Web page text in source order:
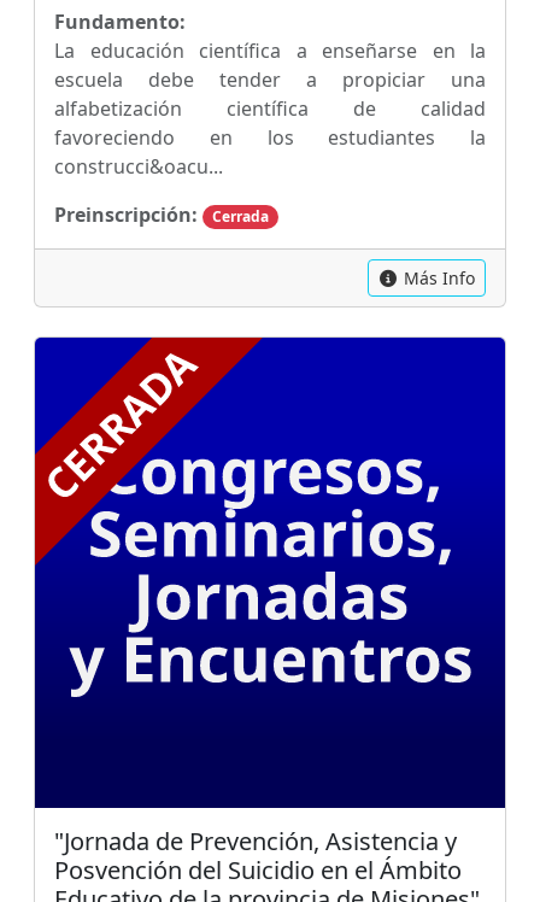
Fundamento:
La educación científica a enseñarse en la
escuela debe tender a propiciar una
alfabetización científica de calidad
favoreciendo en los estudiantes la
construcci&oacu...
Preinscripción:
Cerrada
Más Info
"Jornada de Prevención, Asistencia y
Posvención del Suicidio en el Ámbito